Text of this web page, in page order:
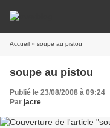
Accueil » soupe au pistou
soupe au pistou
Publié le 23/08/2008 à 09:24
Par jacre